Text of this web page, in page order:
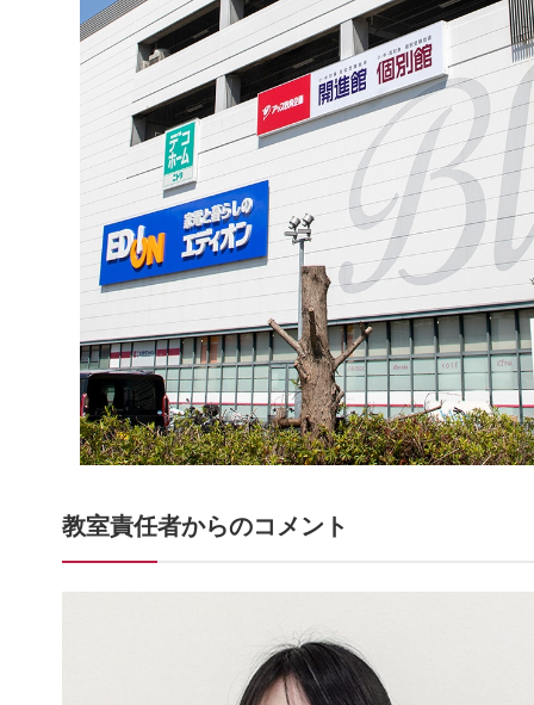
教室責任者からのコメント